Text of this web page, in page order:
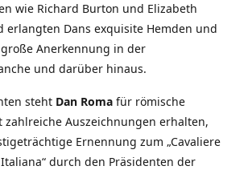
wie Richard Burton und Elizabeth
erlangten Dans exquisite Hemden und
Anerkennung in der
und darüber hinaus.
steht Dan Roma für römische
zahlreiche Auszeichnungen erhalten,
Ernennung zum „Cavaliere
durch den Präsidenten der